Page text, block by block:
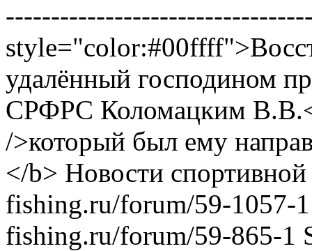
удалённый господином
СРФРС Коломацким
/>который был ему
</b> Новости
fishing.ru/forum/59-1057-1
fishing.ru/forum/59-865-1